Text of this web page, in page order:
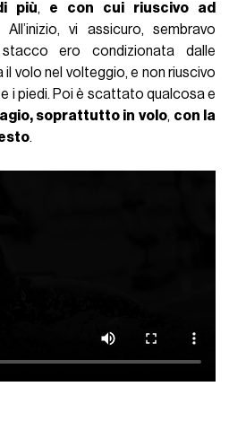
più, e con cui riuscivo ad
All’inizio, vi assicuro, sembravo
ero condizionata dalle
volo nel volteggio, e non riuscivo
i piedi. Poi è scattato qualcosa e
soprattutto in volo, con la
.